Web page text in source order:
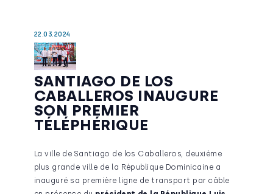
22.03.2024
SANTIAGO DE LOS
CABALLEROS INAUGURE
SON PREMIER
TÉLÉPHÉRIQUE
La ville de Santiago de los Caballeros, deuxième
plus grande ville de la République Dominicaine a
inauguré sa première ligne de transport par câble